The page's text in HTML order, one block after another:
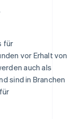
für
vor Erhalt von
auch als
sind in Branchen